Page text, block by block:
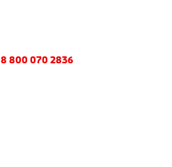
8 800 070 2836